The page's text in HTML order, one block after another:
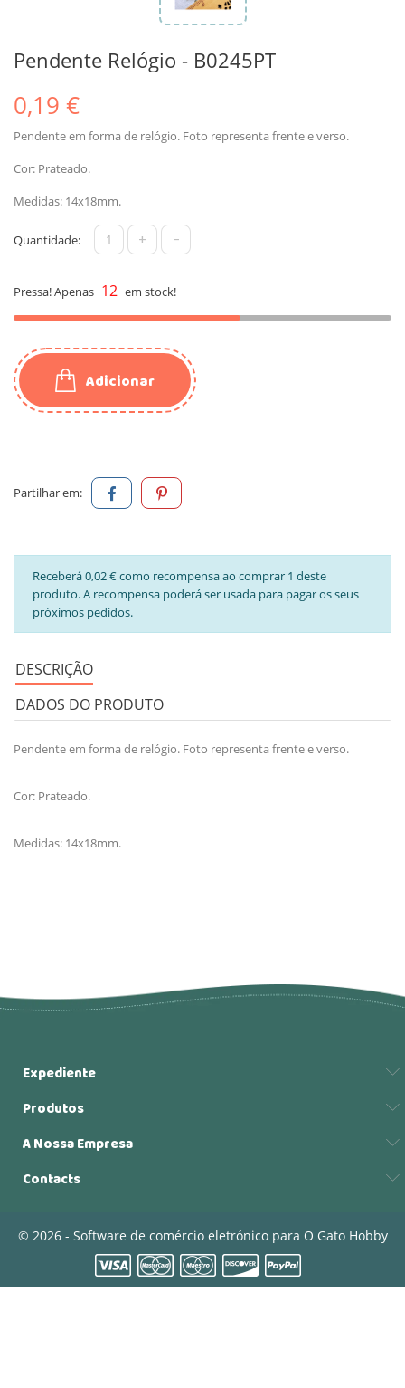
Pendente Relógio - B0245PT
0,19 €
Pendente em forma de relógio. Foto representa frente e verso.
Cor: Prateado.
Medidas: 14x18mm.
Quantidade: + -
Pressa! Apenas 12 em stock!
Adicionar
Partilhar em:
Receberá 0,02 € como recompensa ao comprar 1 deste
produto. A recompensa poderá ser usada para pagar os seus
próximos pedidos.
DESCRIÇÃO
DADOS DO PRODUTO
Pendente em forma de relógio. Foto representa frente e verso.
Cor: Prateado.
Medidas: 14x18mm.
Expediente
Produtos
A Nossa Empresa
Contacts
© 2026 - Software de comércio eletrónico para O Gato Hobby